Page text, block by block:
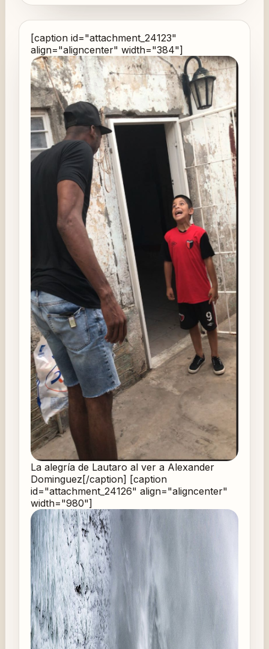
[caption id="attachment_24123"
align="aligncenter" width="384"]
La alegría de Lautaro al ver a Alexander
Dominguez[/caption] [caption
id="attachment_24126" align="aligncenter"
width="980"]